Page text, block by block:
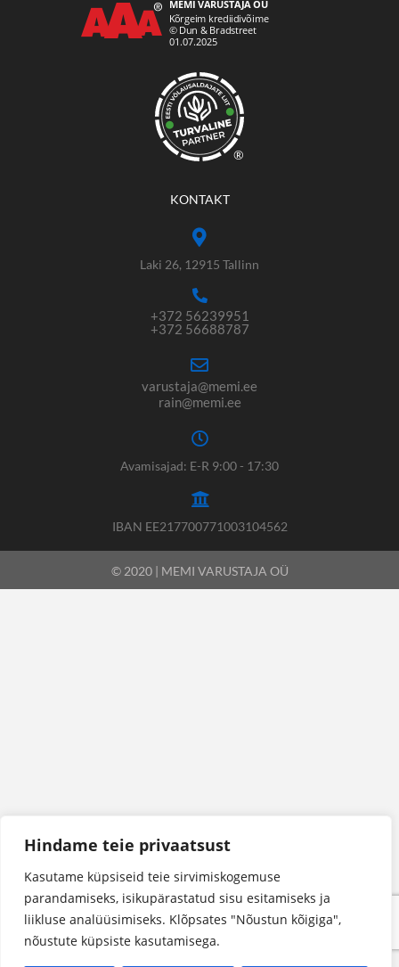
Hindame teie privaatsust
Kasutame küpsiseid teie sirvimiskogemuse
parandamiseks, isikupärastatud sisu esitamiseks ja
liikluse analüüsimiseks. Klõpsates "Nõustun kõigiga",
nõustute küpsiste kasutamisega.
®
KONTAKT
Laki 26, 12915 Tallinn
+372 56239951
+372 56688787
varustaja@memi.ee
rain@memi.ee
Avamisajad: E-R 9:00 - 17:30
IBAN EE217700771003104562
© 2020 | MEMI VARUSTAJA OÜ